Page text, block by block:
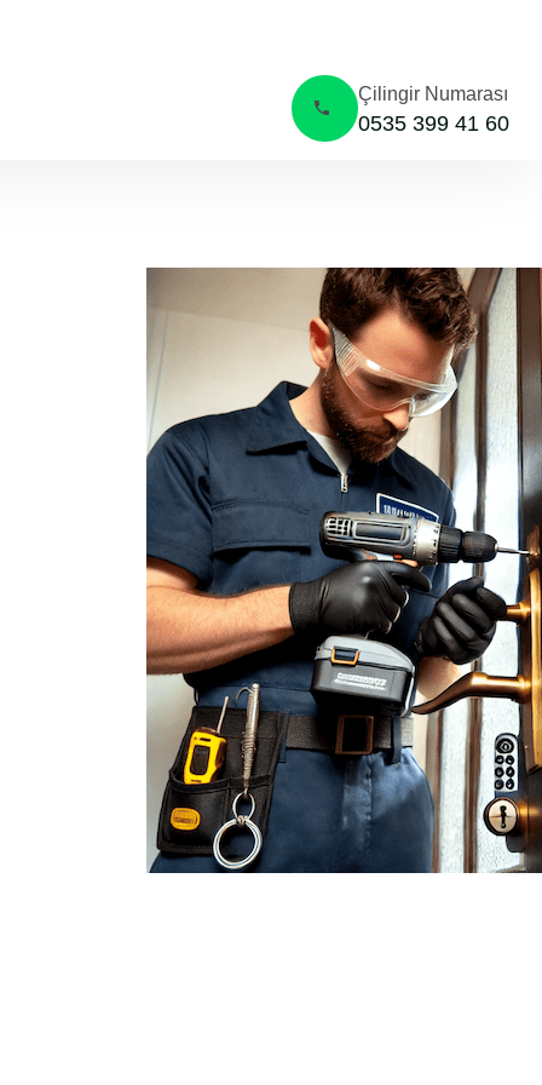
Çilingir Numarası
0535 399 41 60